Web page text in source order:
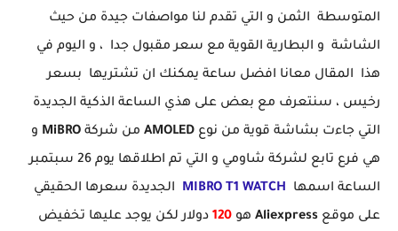
المتوسطة الثمن و التي تقدم لنا مواصفات جيدة من حيث
الشاشة و البطارية القوية مع سعر مقبول جدا ، و اليوم في
هذا المقال معانا افضل ساعة يمكنك ان تشتريها بسعر
رخيس ، سنتعرف مع بعض على هذي الساعة الذكية الجديدة
التي جاءت بشاشة قوية من نوع AMOLED من شركة MiBRO و
هي فرع تابع لشركة شاومي و التي تم اطلاقها يوم 26 سبتمبر
الساعة اسمها MIBRO T1 WATCH الجديدة سعرها الحقيقي
على موقع Aliexpress هو 120 دولار لكن يوجد عليها تخفيض